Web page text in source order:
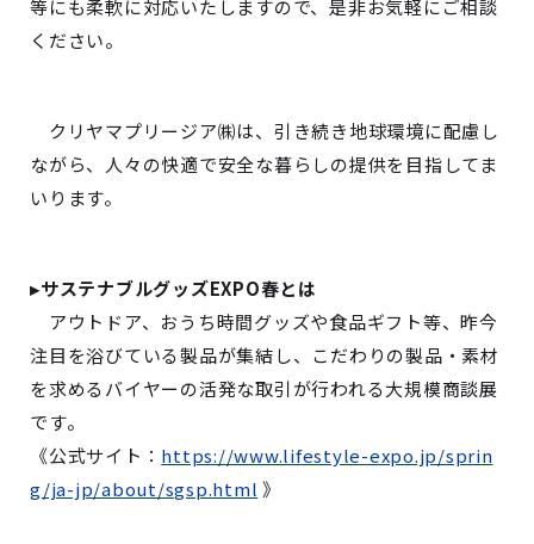
等にも柔軟に対応いたしますので、是非お気軽にご相談
ください。
クリヤマプリージア㈱は、引き続き地球環境に配慮し
ながら、人々の快適で安全な暮らしの提供を目指してま
いります。
▸サステナブルグッズEXPO春とは
アウトドア、おうち時間グッズや食品ギフト等、昨今
注目を浴びている製品が集結し、こだわりの製品・素材
を求めるバイヤーの活発な取引が行われる大規模商談展
です。
《公式サイト： https://www.lifestyle-expo.jp/sprin
g/ja-jp/about/sgsp.html 》